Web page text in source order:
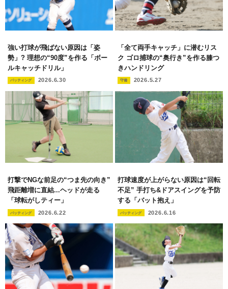
強い打球が飛ばない原因は「姿
勢」? 理想の“90度”を作る「ボー
ルキャッチドリル」
バッティング 2026.6.30
「全て両手キャッチ」に潜むリス
ク ゴロ捕球の“奥行き”を作る膝つ
きハンドリング
守備 2026.5.27
打撃でNGな前足の“つま先の向き”
飛距離増に直結...ヘッドが走る
「球転がしティー」
バッティング 2026.6.22
打球速度が上がらない原因は“回転
不足” 手打ち&ドアスイングを予防
する「バット抱え」
バッティング 2026.6.16